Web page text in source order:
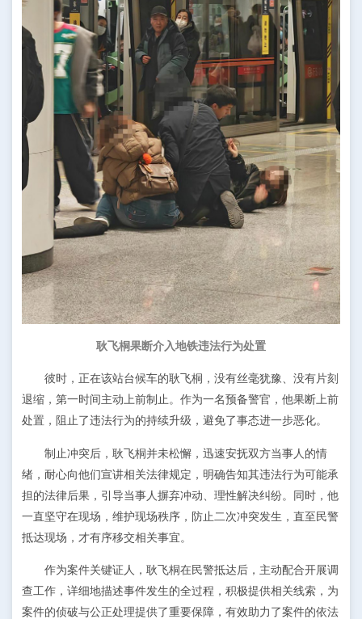
耿飞桐果断介入地铁违法行为处置
彼时，正在该站台候车的耿飞桐 ，没有丝毫犹豫、没有片刻
退缩，第一时间主动上前制止。作为一名预备警官，他果断上前
处置，阻止了违法行为的持续升级，避免了事态进一步恶化。
制止冲突后，耿飞桐并未松懈，迅速安抚双方当事人的情
绪，耐心向他们宣讲相关法律规定，明确告知其违法行为可能承
担的法律后果，引导当事人摒弃冲动、理性解决纠纷。同时，他
一直坚守在现场，维护现场秩序，防止二次冲突发生，直至民警
抵达现场，才有序移交相关事宜。
作为案件关键证人，耿飞桐在民警抵达后，主动配合开展调
查工作，详细地描述事件发生的全过程，积极提供相关线索，为
案件的侦破与公正处理提供了重要保障，有效助力了案件的依法